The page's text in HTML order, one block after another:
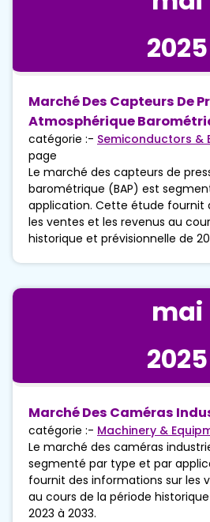
2025
Marché Des Capteurs De
Atmosphérique
catégorie :- Semiconductors &
page
Le marché des capteurs de
barométrique (BAP) est
application. Cette étude fournit
les ventes et les revenus au
historique et prévisionnelle de
mai
2025
Marché Des Caméras
catégorie :- Machinery &
Le marché des caméras
segmenté par type et par
fournit des informations sur les
au cours de la période
2023 à 2033.